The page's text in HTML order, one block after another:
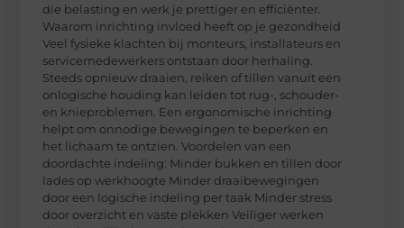
die belasting en werk je prettiger en efficiënter.
Waarom inrichting invloed heeft op je gezondheid
Veel fysieke klachten bij monteurs, installateurs en
servicemedewerkers ontstaan door herhaling.
Steeds opnieuw draaien, reiken of tillen vanuit een
onlogische houding kan leiden tot rug-, schouder-
en knieproblemen. Een ergonomische inrichting
helpt om onnodige bewegingen te beperken en
het lichaam te ontzien. Voordelen van een
doordachte indeling: Minder bukken en tillen door
lades op werkhoogte Minder draaibewegingen
door een logische indeling per taak Minder stress
door overzicht en vaste plekken Veiliger werken